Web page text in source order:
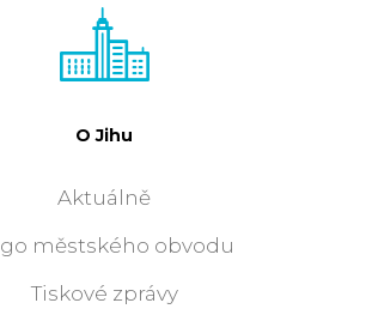
O Jihu
Aktuálně
městského obvodu
Tiskové zprávy